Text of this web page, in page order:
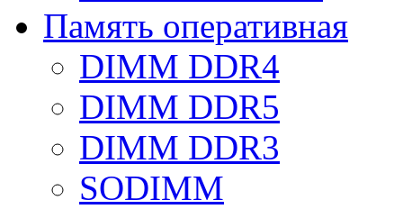
Память оперативная
DIMM DDR4
DIMM DDR5
DIMM DDR3
SODIMM